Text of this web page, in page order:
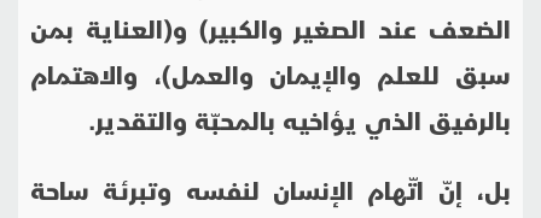
الضعف عند الصغير والكبير) و(العناية بمن
سبق للعلم والإيمان والعمل)، والاهتمام
بالرفيق الذي يؤاخيه بالمحبّة والتقدير.
بل، إنّ اتّهام الإنسان لنفسه وتبرئة ساحة